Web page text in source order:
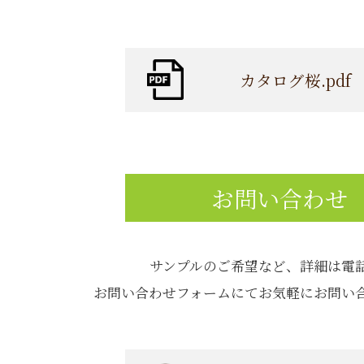
カタログ桜.pdf
お問い合わせ
サンプルのご希望など、詳細は電
お問い合わせフォームにてお気軽にお問い